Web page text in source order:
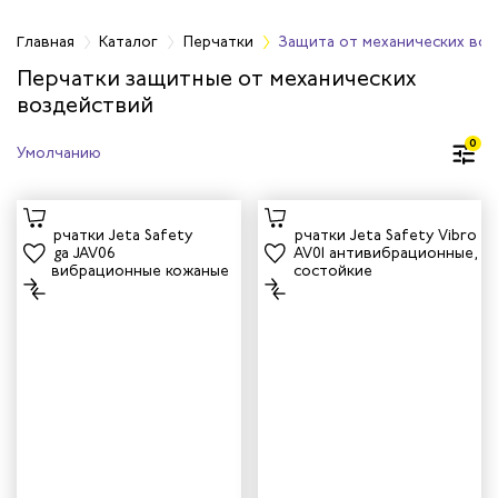
трикотажные
пониженных
вачеги
Главная Каталог Перчатки Защита от механических
Перчатки защитные от механических
воздействий
0